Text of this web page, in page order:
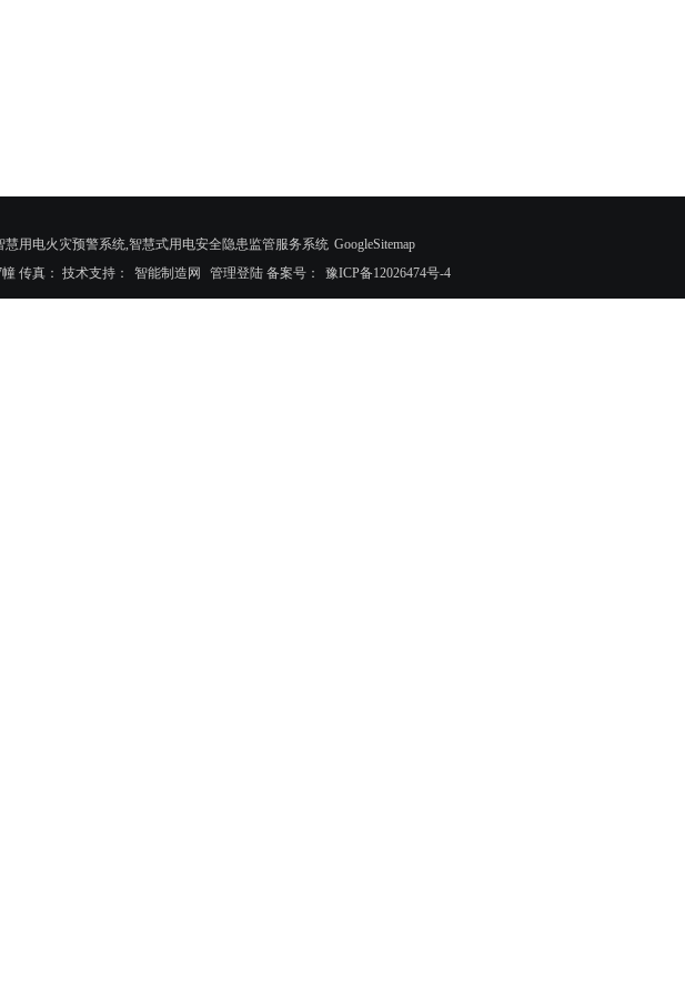
慧用电火灾预警系统,智慧式用电安全隐患监管服务系统 GoogleSitemap
传真： 技术支持：
智能制造网 管理登陆备案号： 豫ICP备12026474号-4